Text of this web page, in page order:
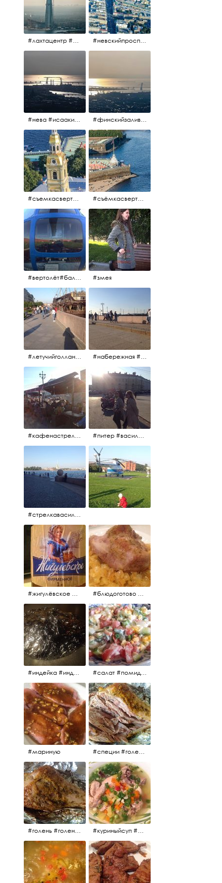
#лахтацентр #лахта #башнягазпром #газпром #башня #небоскрёбпитера #небоскрёб #финскийзалив #санктпетербург #невскийпроспект #центргорода #санктпетербург #осень2017 #когдапаришьнадгородом
#нева #исаакий #исаакиевскийсобор #нева #васильевскийостров #адмиралтейскийрайон #финскийзалив #дворцовыймост #небонадпитером #осень2017 #финскийзалив #маркизовалужа #нева
#съемкасвертолета #вертолёт #съёмкасвертолёта #петропавловскаякрепость #заячийостров #санктпетербург #съёмкасвертолёта #питер #петропавловскаякрепость #нева #осень2017
#вертолёт#балтийскиеавиалинии #петропавловскаякрепость #заячийостров #полётынадпитером #полётынадгородом #полёты #змея
#летучийголландец #набережнаяневы #набережная #людигуляют #биржевоймост
#кафенастрелкевасильевскогоострова #байкеры #питер #васильевскийостров #байкеры #иностранцы
#стрелкавасильевскогоострова #нева #река
#жигулёвское #пиво #свежеепиво #beer #напиток #блюдоготово #можнокушать #простолук #лук #индейкавфольге #мясоиндейки
#индейка #индейкавфольге #еда #мясоиндейки 🚀 #салат #помидоры #яйцо #огурцы #зелень #кинза #петрушка #укроп #сметана #соль #витамины
#мариную #специи #голень #голеньиндейки #индейка #мясо #еда #завтрак #голеньиндейкивфольге
#голень #голеньиндейки #голеньиндейкивфольге #индейка #завтрак #еда #мясо #куриныйсуп #еда #ужин #можнокушать